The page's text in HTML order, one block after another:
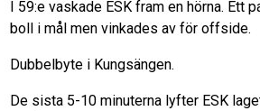
I 59:e vaskade ESK fram en hörna. Ett
boll i mål men vinkades av för offside.
Dubbelbyte i Kungsängen.
De sista 5-10 minuterna lyfter ESK